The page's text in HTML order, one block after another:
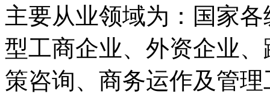
主要从业领域为：国家
型工商企业、外资企业
策咨询、商务运作及管